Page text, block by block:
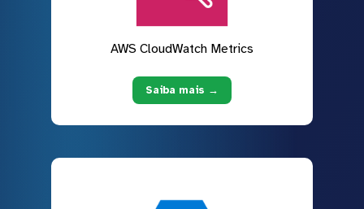
AWS CloudWatch Metrics
Saiba mais →